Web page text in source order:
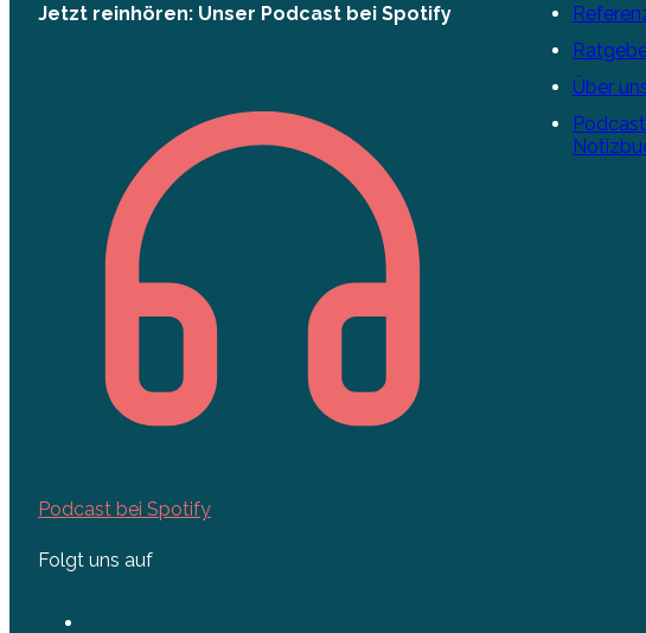
Jetzt reinhören: Unser Podcast bei Spotify
Podcast bei Spotify
Folgt uns auf
Über